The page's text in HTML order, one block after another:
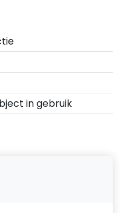
in gebruik